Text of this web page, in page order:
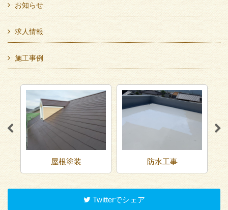
お知らせ
求人情報
施工事例
屋根塗装 防水工事
Twitterでシェア